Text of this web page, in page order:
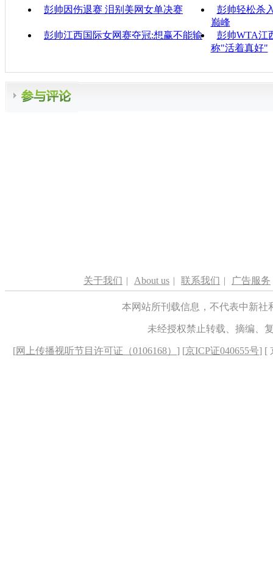
彭帅因伤退赛 泪别美网女单决赛
彭帅轻松杀
巅峰
彭帅江西国际女网赛夺冠:想赢不能输
彭帅WTA江
称"活着真好"
关于我们 | About us | 联系我们 | 广告服务
本网站所刊载信息，不代表中新
未经授权禁止转载、摘编、
[网上传播视听节目许可证（0106168） ] [京ICP证040655号] [